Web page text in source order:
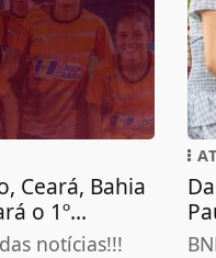
Ceará, Bahia
o 1º...
notícias!!!